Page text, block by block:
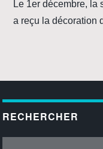
Le 1er décembre, la
a reçu la décoration
RECHERCHER